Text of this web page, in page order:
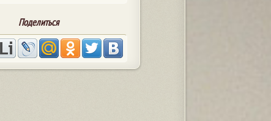
Поделиться